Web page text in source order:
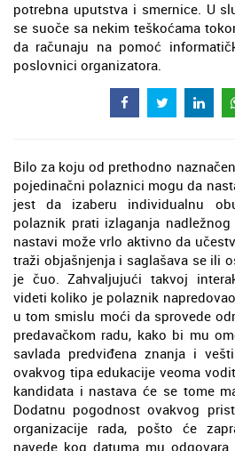
potrebna uputstva i smernice. U
se suoče sa nekim teškoćama
da računaju na pomoć
poslovnici organizatora.
Bilo za koju od prethodno
pojedinačni polaznici mogu da
jest da izaberu individualnu
polaznik prati izlaganja
nastavi može vrlo aktivno da
traži objašnjenja i saglašava se ili
je čuo. Zahvaljujući takvoj
videti koliko je polaznik
u tom smislu moći da sprovede
predavačkom radu, kako bi mu
savlada predviđena znanja i
ovakvog tipa edukacije veoma
kandidata i nastava će se tome
Dodatnu pogodnost ovakvog
organizacije rada, pošto će
navede kog datuma mu